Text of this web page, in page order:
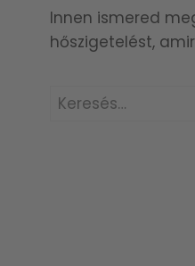
Innen ismered
hőszigetelést,
Keresés: